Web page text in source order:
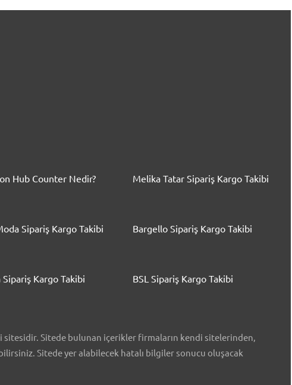
Hub Counter Nedir? Melika Tatar Sipariş Kargo Takibi
Sipariş Kargo Takibi Bargello Sipariş Kargo Takibi
Sipariş Kargo Takibi BSL Sipariş Kargo Takibi
Sitede bulunan içerikler firmaların kendi sitelerinden,
Sitede yer alabilecek hatalı bilgiler sonucu oluşacak